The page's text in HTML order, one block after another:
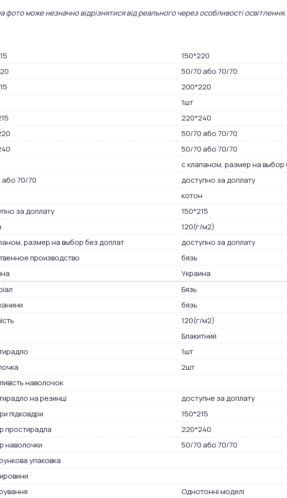
фото може незначно відрізнятися від реального через особливості освітлення.
150*220
50/70 або 70/70
200*220
1шт
220*240
50/70 або 70/70
50/70 або 70/70
с клапаном, размер на выбор
70/70
доступно за доплату
котон
за доплату
150*215
120(г/м2)
размер на выбор без доплат
доступно за доплату
производство
бязь
Украина
Бязь
бязь
120(г/м2)
Блакитний
1шт
2шт
наволочок
на резинці
доступне за доплату
підковдри
150*215
простирадла
220*240
наволочки
50/70 або 70/70
упаковка
Однотонні моделі